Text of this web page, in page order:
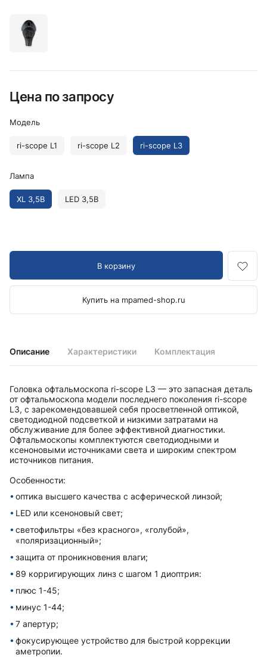
Описание Характеристики Комплектация
Головка офтальмоскопа ri-scope L3 — это запасная деталь
от офтальмоскопа модели последнего поколения ri-scope
L3, с зарекомендовавшей себя просветленной оптикой,
светодиодной подсветкой и низкими затратами на
обслуживание для более эффективной диагностики.
Офтальмоскопы комплектуются светодиодными и
ксеноновыми источниками света и широким спектром
источников питания.
Особенности:
оптика высшего качества с асферической линзой;
LED или ксеноновый свет;
светофильтры «без красного», «голубой»,
«поляризационный»;
защита от проникновения влаги;
89 корригирующих линз с шагом 1 диоптрия:
плюс 1-45;
минус 1-44;
7 апертур;
фокусирующее устройство для быстрой коррекции
аметропии.
Цена по запросу
Модель
ri-scope L1 ri-scope L2 ri-scope L3
Лампа
XL 3,5В LED 3,5В
В корзину
Купить на mpamed-shop.ru